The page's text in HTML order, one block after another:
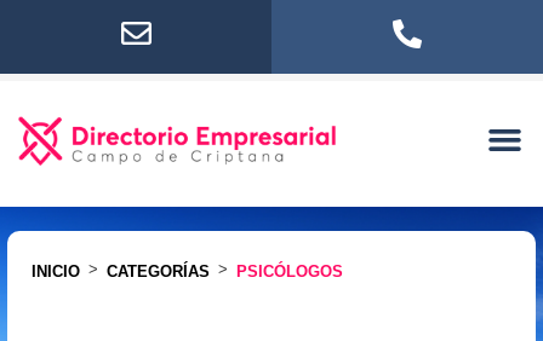
INICIO > CATEGORÍAS > PSICÓLOGOS